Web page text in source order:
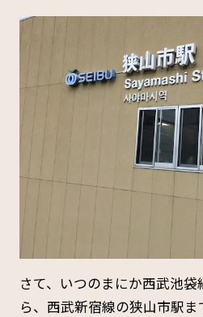
さて、いつのまにか西武池
ら、西武新宿線の狭山市駅